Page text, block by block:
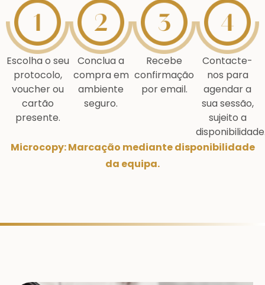
Escolha o seu
protocolo,
voucher ou
cartão
presente.
Conclua a
compra em
ambiente
seguro.
Recebe
confirmação
por email.
Contacte-
nos para
agendar a
sua sessão,
sujeito a
Microcopy: Marcação mediante disponibilidade
da equipa.